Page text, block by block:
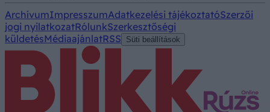
ArchívumImpresszumAdatkezelési tájékoztatóSzerzői
jogi nyilatkozatRólunkSzerkesztőségi
küldetésMédiaajánlatRSS Süti beállítások